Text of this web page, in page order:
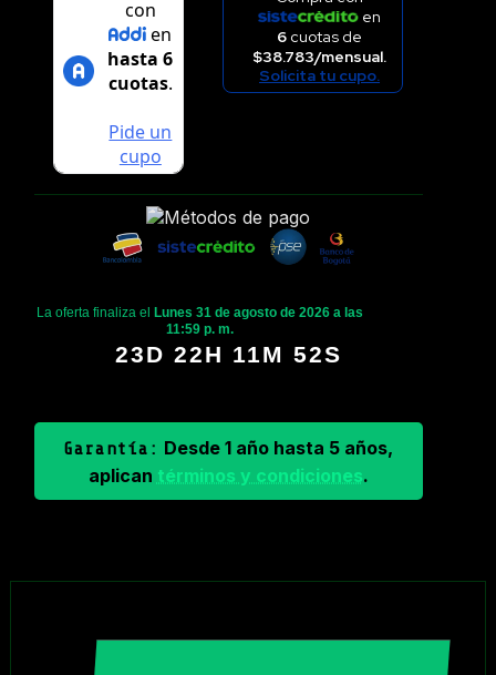
en
6 cuotas de
$38.783/mensual.
Solicita tu cupo.
La oferta finaliza el
Lunes 31 de agosto de 2026 a las
11:59 p. m.
23D 22H 11M 51S
Garantía: Desde 1 año hasta 5 años,
aplican términos y condiciones.